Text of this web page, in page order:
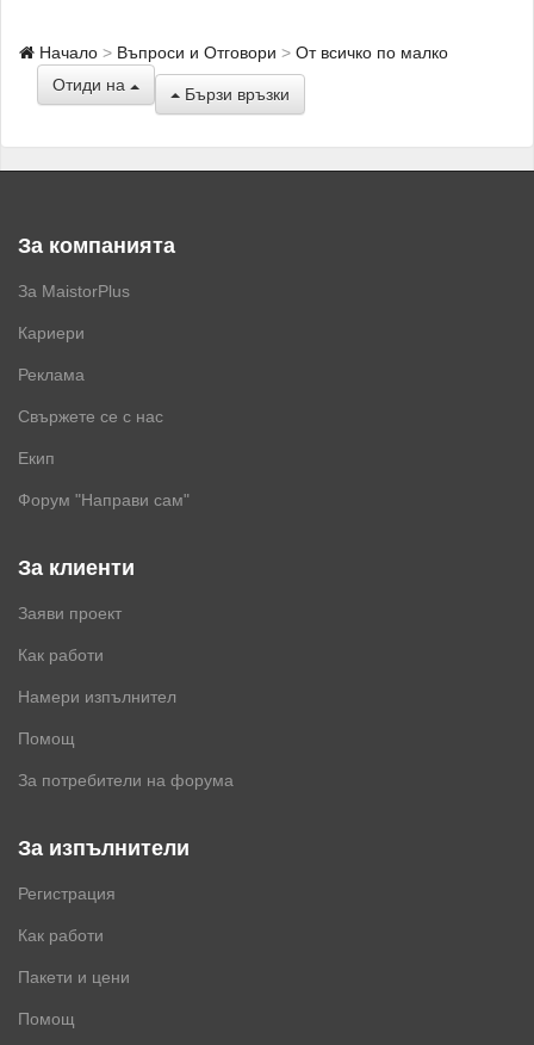
Начало Въпроси и Отговори
От всичко по малко
Отиди на
Бързи връзки
За компанията
За MaistorPlus
Кариери
Реклама
Свържете се с нас
Екип
Форум "Направи сам"
За клиенти
Заяви проект
Как работи
Намери изпълнител
Помощ
За потребители на форума
За изпълнители
Регистрация
Как работи
Пакети и цени
Помощ